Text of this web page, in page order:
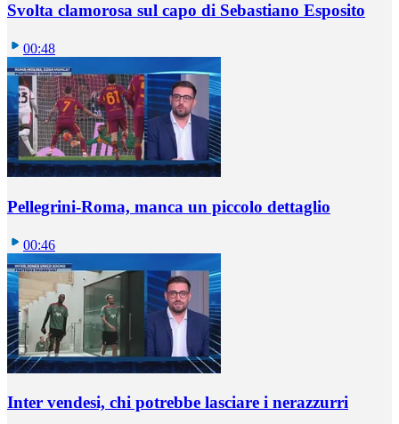
Svolta clamorosa sul capo di Sebastiano Esposito
00:48
Pellegrini-Roma, manca un piccolo dettaglio
00:46
Inter vendesi, chi potrebbe lasciare i nerazzurri